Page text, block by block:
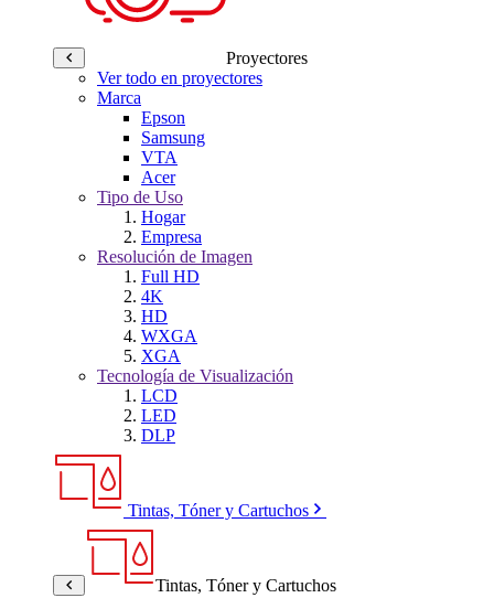
Proyectores
Ver todo en proyectores
Marca
Epson
Samsung
VTA
Acer
Tipo de Uso
Hogar
Empresa
Resolución de Imagen
Full HD
4K
HD
WXGA
XGA
Tecnología de Visualización
LCD
LED
DLP
Tintas, Tóner y Cartuchos
Tintas, Tóner y Cartuchos